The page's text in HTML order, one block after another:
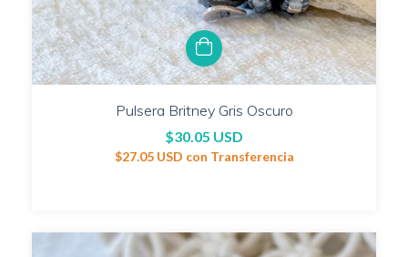
Pulsera Britney Gris Oscuro
$30.05 USD
$27.05 USD con Transferencia